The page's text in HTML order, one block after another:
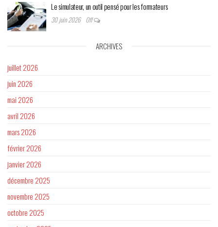
Le simulateur, un outil pensé pour les formateurs
30 juin 2026 Off
ARCHIVES
juillet 2026
juin 2026
mai 2026
avril 2026
mars 2026
février 2026
janvier 2026
décembre 2025
novembre 2025
octobre 2025